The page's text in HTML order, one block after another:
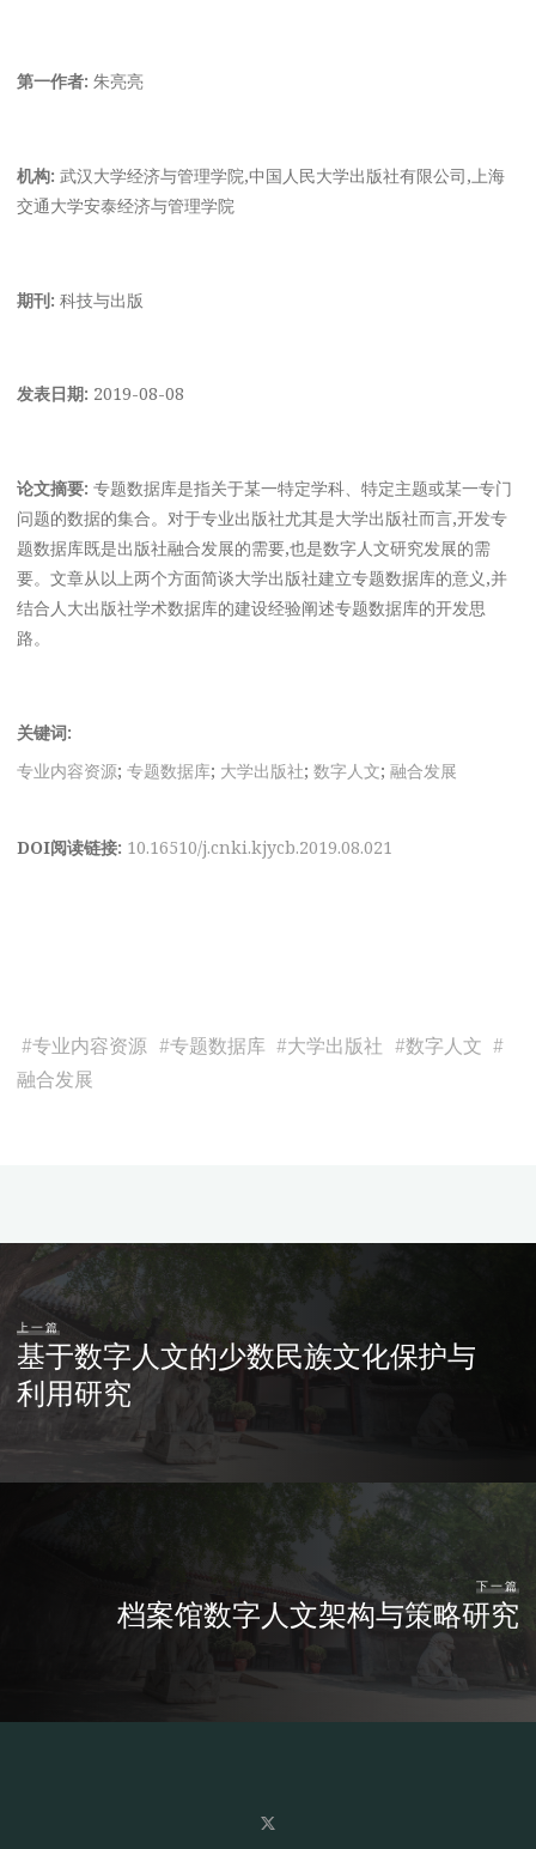
第一作者: 朱亮亮
机构: 武汉大学经济与管理学院,中国人民大学出版社有限公司,上海
交通大学安泰经济与管理学院
期刊: 科技与出版
发表日期: 2019-08-08
论文摘要: 专题数据库是指关于某一特定学科、特定主题或某一专门
问题的数据的集合。对于专业出版社尤其是大学出版社而言,开发专
题数据库既是出版社融合发展的需要,也是数字人文研究发展的需
要。文章从以上两个方面简谈大学出版社建立专题数据库的意义,并
结合人大出版社学术数据库的建设经验阐述专题数据库的开发思
路。
关键词:
专业内容资源;专题数据库; 大学出版社;数字人文;融合发展
DOI阅读链接: 10.16510/j.cnki.kjycb.2019.08.021
#专业内容资源 #专题数据库 #大学出版社 #数字人文 #
融合发展
上一篇
基于数字人文的少数民族文化保护与
利用研究
下一篇
档案馆数字人文架构与策略研究